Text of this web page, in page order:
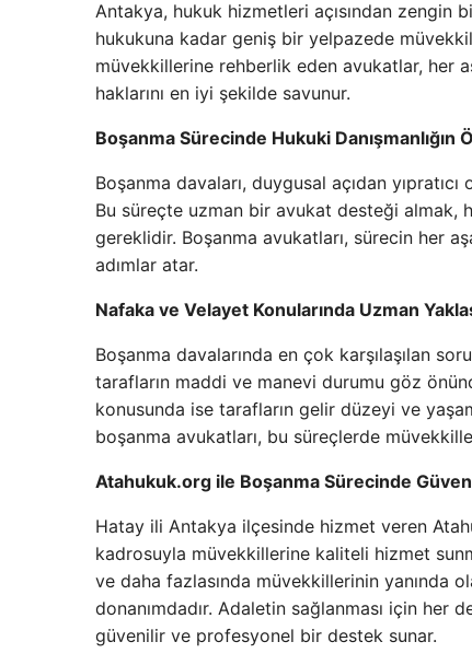
Antakya, hukuk hizmetleri açısından zengin
hukukuna kadar geniş bir yelpazede
müvekkillerine rehberlik eden avukatlar, her
haklarını en iyi şekilde savunur.
Boşanma Sürecinde Hukuki Danışmanlığın
Boşanma davaları, duygusal açıdan
Bu süreçte uzman bir avukat desteği almak,
gereklidir. Boşanma avukatları, sürecin her
adımlar atar.
Nafaka ve Velayet Konularında Uzman
Boşanma davalarında en çok karşılaşılan
tarafların maddi ve manevi durumu göz
konusunda ise tarafların gelir düzeyi ve
boşanma avukatları, bu süreçlerde
Atahukuk.org ile Boşanma Sürecinde
Hatay ili Antakya ilçesinde hizmet veren
kadrosuyla müvekkillerine kaliteli hizmet
ve daha fazlasında müvekkillerinin yanında
donanımdadır. Adaletin sağlanması için
güvenilir ve profesyonel bir destek sunar.